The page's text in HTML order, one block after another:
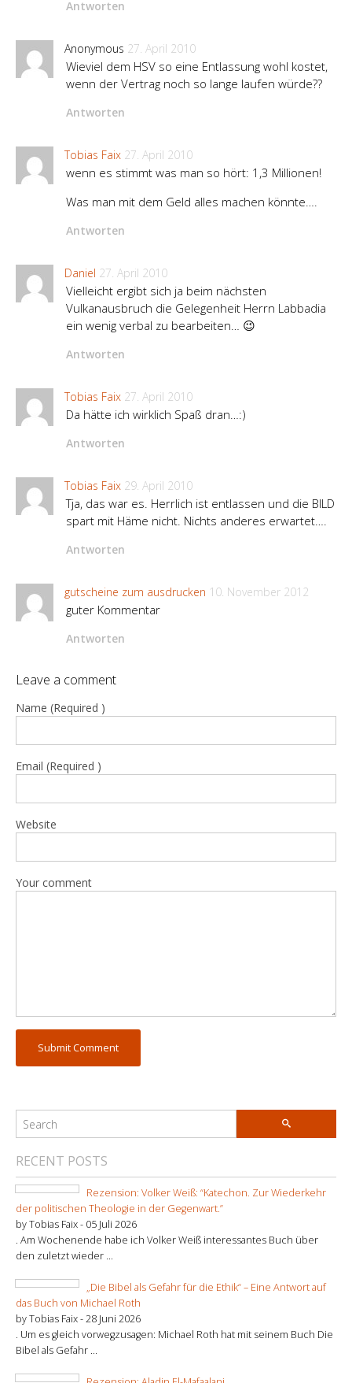
Antworten
Anonymous 27. April 2010
Wieviel dem HSV so eine Entlassung wohl kostet,
wenn der Vertrag noch so lange laufen würde??
Antworten
Tobias Faix 27. April 2010
wenn es stimmt was man so hört: 1,3 Millionen!
Was man mit dem Geld alles machen könnte….
Antworten
Daniel 27. April 2010
Vielleicht ergibt sich ja beim nächsten
Vulkanausbruch die Gelegenheit Herrn Labbadia
ein wenig verbal zu bearbeiten… 😉
Antworten
Tobias Faix 27. April 2010
Da hätte ich wirklich Spaß dran…:)
Antworten
Tobias Faix 29. April 2010
Tja, das war es. Herrlich ist entlassen und die BILD
spart mit Häme nicht. Nichts anderes erwartet….
Antworten
gutscheine zum ausdrucken 10. November 2012
guter Kommentar
Antworten
Leave a comment
Name (Required )
Email (Required )
Website
Your comment
RECENT POSTS
Rezension: Volker Weiß: “Katechon. Zur Wiederkehr
der politischen Theologie in der Gegenwart.”
by Tobias Faix - 05 Juli 2026
. Am Wochenende habe ich Volker Weiß interessantes Buch über
den zuletzt wieder ...
„Die Bibel als Gefahr für die Ethik“ – Eine Antwort auf
das Buch von Michael Roth
by Tobias Faix -28 Juni 2026
. Um es gleich vorwegzusagen: Michael Roth hat mit seinem Buch Die
Bibel als Gefahr ...